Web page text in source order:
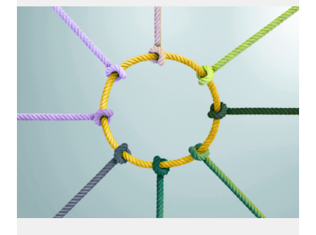
Cyhoeddiadau